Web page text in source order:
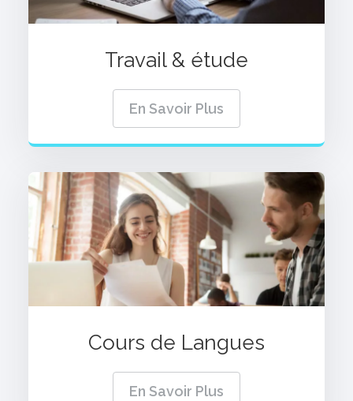
Travail & étude
En Savoir Plus
Cours de Langues
En Savoir Plus